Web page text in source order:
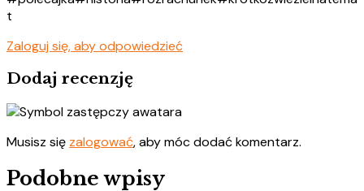
t
Zaloguj się, aby odpowiedzieć
Dodaj recenzję
Musisz się zalogować, aby móc dodać komentarz.
Podobne wpisy